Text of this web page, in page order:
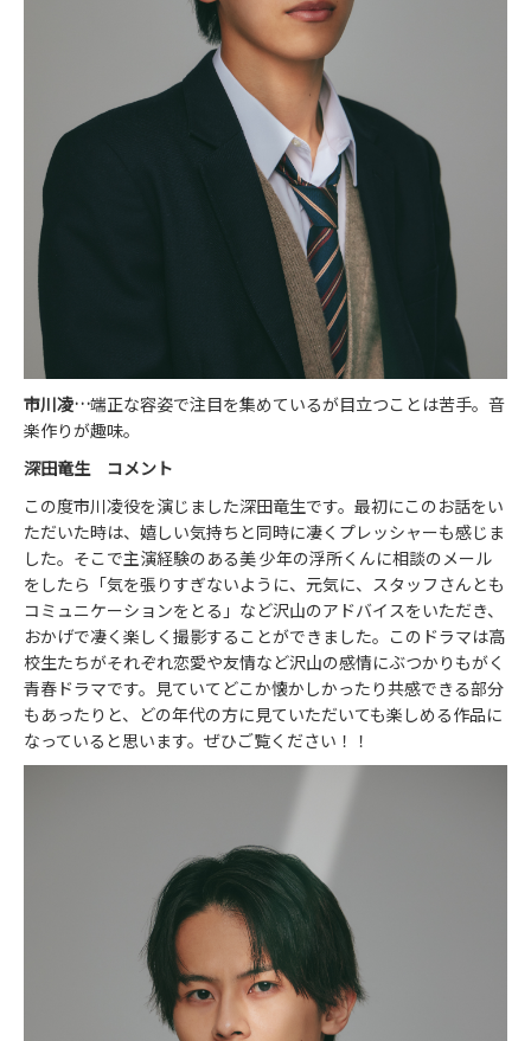
市川凌…端正な容姿で注目を集めているが目立つことは苦手。音
楽作りが趣味。
深田竜生 コメント
この度市川凌役を演じました深田竜生です。最初にこのお話をい
ただいた時は、嬉しい気持ちと同時に凄くプレッシャーも感じま
した。そこで主演経験のある美 少年の浮所くんに相談のメール
をしたら「気を張りすぎないように、元気に、スタッフさんとも
コミュニケーションをとる」など沢山のアドバイスをいただき、
おかげで凄く楽しく撮影することができました。このドラマは高
校生たちがそれぞれ恋愛や友情など沢山の感情にぶつかりもがく
青春ドラマです。見ていてどこか懐かしかったり共感できる部分
もあったりと、どの年代の方に見ていただいても楽しめる作品に
なっていると思います。ぜひご覧ください！！